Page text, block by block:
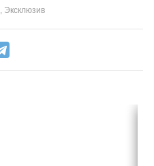
, Эксклюзив